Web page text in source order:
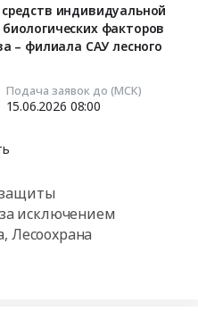
индивидуальной
факторов
– филиала САУ лесного
Подача заявок до (МСК)
15.06.2026 08:00
исключением
Лесоохрана